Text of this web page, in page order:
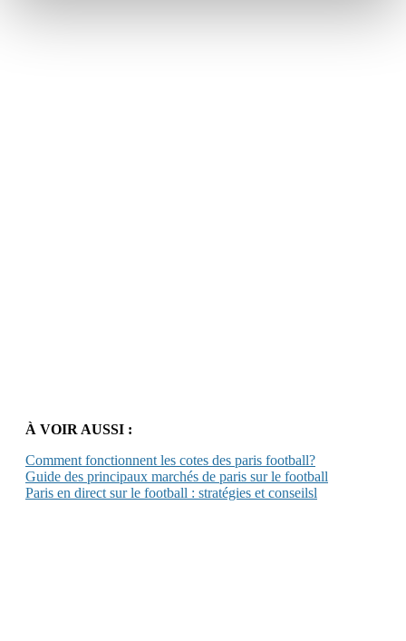
À VOIR AUSSI :
Comment fonctionnent les cotes des paris football?
Guide des principaux marchés de paris sur le football
Paris en direct sur le football : stratégies et conseilsl